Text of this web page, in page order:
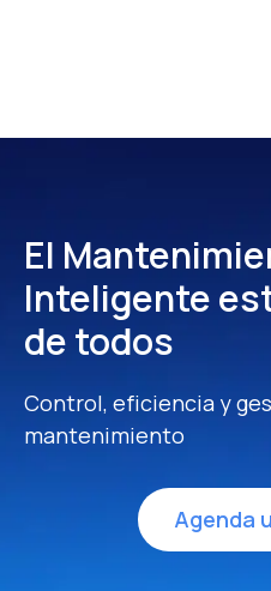
El
Inteligente
de todos
Control, eficiencia y
mantenimiento
Agenda